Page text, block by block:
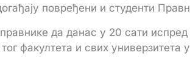
повређени и студенти
да данас у 20 сати
факултета и свих универзитета